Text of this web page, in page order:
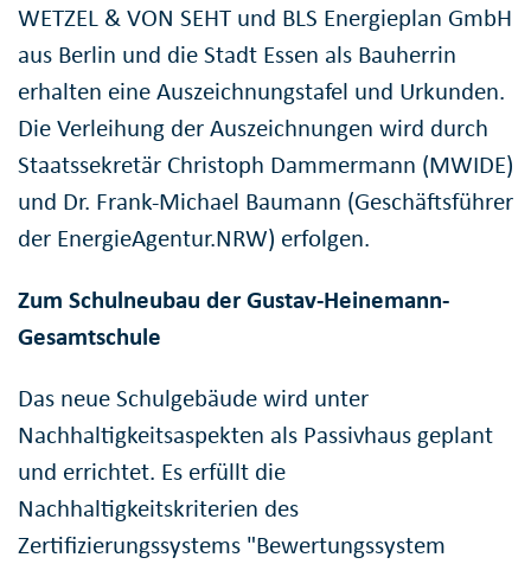
WETZEL & VON SEHT und BLS Energieplan GmbH
aus Berlin und die Stadt Essen als Bauherrin
erhalten eine Auszeichnungstafel und Urkunden.
Die Verleihung der Auszeichnungen wird durch
Staatssekretär Christoph Dammermann (MWIDE)
und Dr. Frank-Michael Baumann (Geschäftsführer
der EnergieAgentur.NRW) erfolgen.
Zum Schulneubau der Gustav-Heinemann-
Gesamtschule
Das neue Schulgebäude wird unter
Nachhaltigkeitsaspekten als Passivhaus geplant
und errichtet. Es erfüllt die
Nachhaltigkeitskriterien des
Zertifizierungssystems "Bewertungssystem